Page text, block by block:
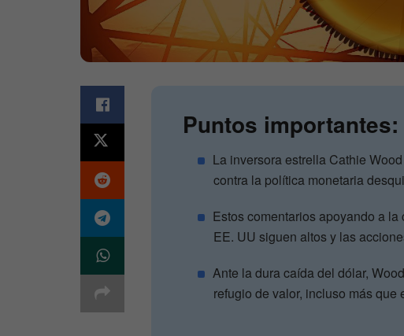
Puntos importantes:
La inversora estrella Cathie
contra la política monetaria
Estos comentarios apoyando a
EE. UU siguen altos y las
Ante la dura caída del dólar,
refugio de valor, incluso más que